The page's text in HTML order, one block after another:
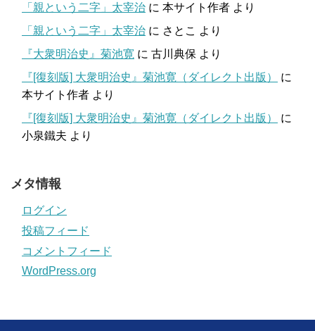
「親という二字」太宰治 に 本サイト作者 より
「親という二字」太宰治 に さとこ より
『大衆明治史』菊池寛 に 古川典保 より
『[復刻版] 大衆明治史』菊池寛（ダイレクト出版）
に
本サイト作者 より
『[復刻版] 大衆明治史』菊池寛（ダイレクト出版）
に
小泉鐵夫 より
メタ情報
ログイン
投稿フィード
コメントフィード
WordPress.org